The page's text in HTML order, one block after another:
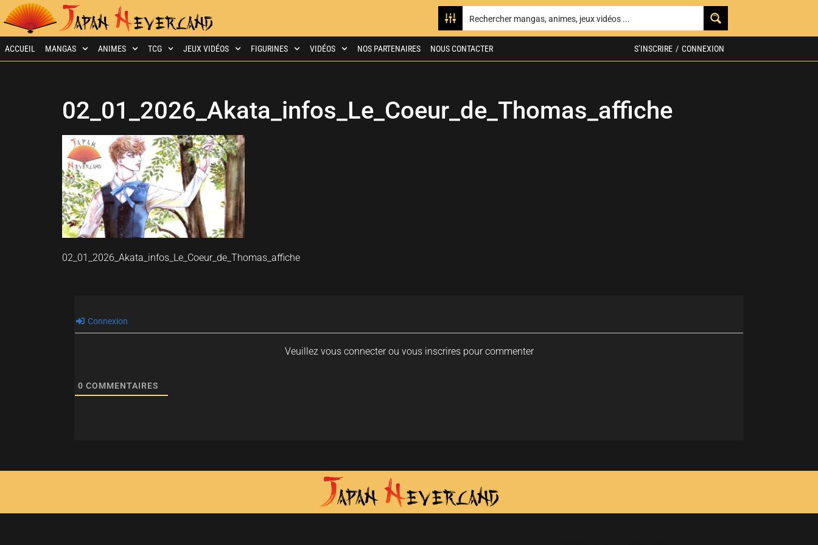
ACCUEIL MANGAS ANIMES TCG JEUX VIDÉOS FIGURINES VIDÉOS NOS PARTENAIRES NOUS CONTACTER S’INSCRIRE / CONNEXION
02_01_2026_Akata_infos_Le_Coeur_de_Thomas_affiche
02_01_2026_Akata_infos_Le_Coeur_de_Thomas_affiche
Connexion
Veuillez vous connecter ou vous inscrires pour commenter
0 COMMENTAIRES